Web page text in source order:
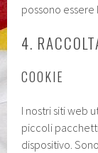
possono
4.
COOKIE
I nostri siti web
piccoli
dispositivo.